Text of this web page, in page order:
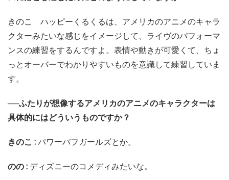
きのこ ハッピーくるくるは、アメリカのアニメのキャラ
クターみたいな感じをイメージして、ライヴのパフォーマ
ンスの練習をするんですよ。表情や動きが可愛くて、ちょ
っとオーバーでわかりやすいものを意識して練習していま
す。
──ふたりが想像するアメリカのアニメのキャラクターは
具体的にはどういうものですか？
きのこ :パワーパフガールズとか。
のの : ディズニーのコメディみたいな。